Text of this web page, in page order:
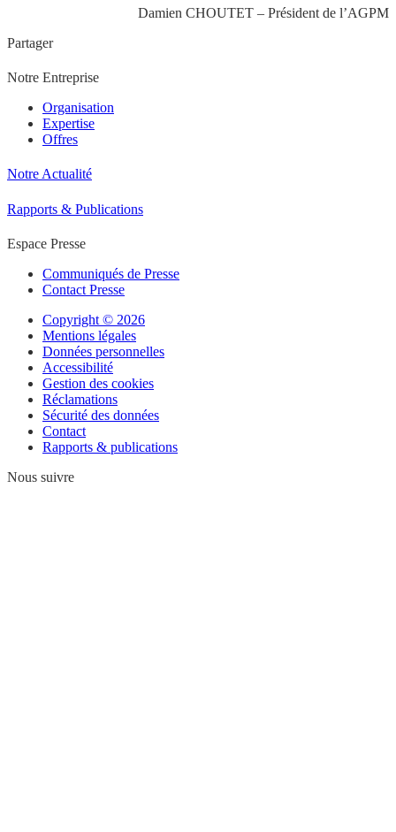
Damien CHOUTET – Président de l’AGPM
Partager
Notre Entreprise
Organisation
Expertise
Offres
Notre Actualité
Rapports & Publications
Espace Presse
Communiqués de Presse
Contact Presse
Copyright © 2026
Mentions légales
Données personnelles
Accessibilité
Gestion des cookies
Réclamations
Sécurité des données
Contact
Rapports & publications
Nous suivre